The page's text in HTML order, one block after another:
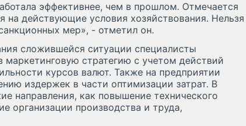
эффективнее, чем в прошлом. Отмечается
на действующие условия хозяйствования. Нельзя
мер», - отметил он.
сложившейся ситуации специалисты
стратегию с учетом действий
курсов валют. Также на предприятии
издержек в части оптимизации затрат. В
направления, как повышение технического
организации производства и труда,